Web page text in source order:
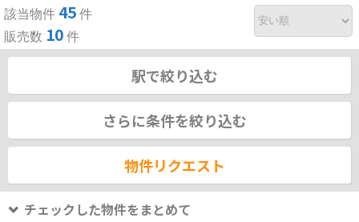
該当物件 45 件
販売数 10 件
駅で絞り込む
さらに条件を絞り込む
物件リクエスト
チェックした物件をまとめて